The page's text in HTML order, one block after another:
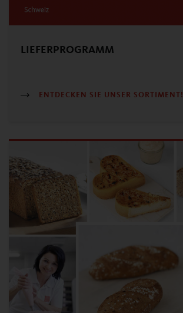
LIEFERPROGRAMM
ENTDECKEN SIE UNSER SORTIMENT!